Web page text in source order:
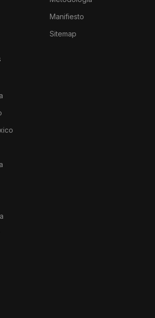
Manifiesto
Sitemap